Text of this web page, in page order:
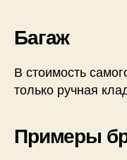
Багаж
В стоимость
только ручная
Примеры